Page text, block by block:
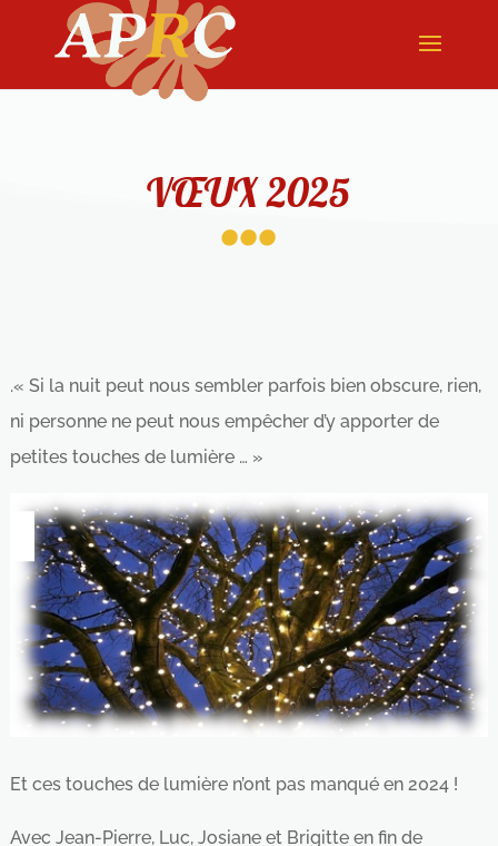
VŒUX 2025
...
.« Si la nuit peut nous sembler parfois bien obscure, rien,
ni personne ne peut nous empêcher d’y apporter de
petites touches de lumière … »
Et ces touches de lumière n’ont pas manqué en 2024 !
Avec Jean-Pierre, Luc, Josiane et Brigitte en fin de